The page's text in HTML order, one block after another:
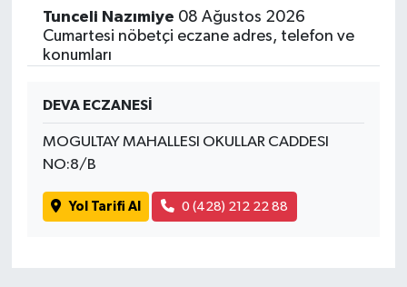
Tunceli Nazımiye 08 Ağustos 2026
Cumartesi nöbetçi eczane adres, telefon ve
konumları
DEVA ECZANESİ
MOGULTAY MAHALLESI OKULLAR CADDESI
NO:8/B
Yol Tarifi Al 0 (428) 212 22 88